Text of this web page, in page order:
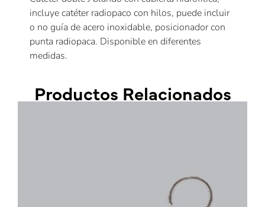
incluye catéter radiopaco con hilos, puede incluir
o no guía de acero inoxidable, posicionador con
punta radiopaca. Disponible en diferentes
medidas.
Productos Relacionados